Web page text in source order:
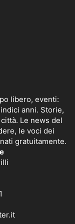
libero, eventi:
anni. Storie,
Le news del
le voci dei
gratuitamente.